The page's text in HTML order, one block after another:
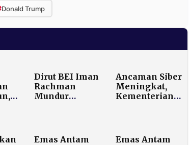
Donald Trump
Dirut BEI Iman
Rachman
Mundur
Ancaman Siber
Meningkat,
Kementerian
Keamanan
Emas Antam
Emas Antam